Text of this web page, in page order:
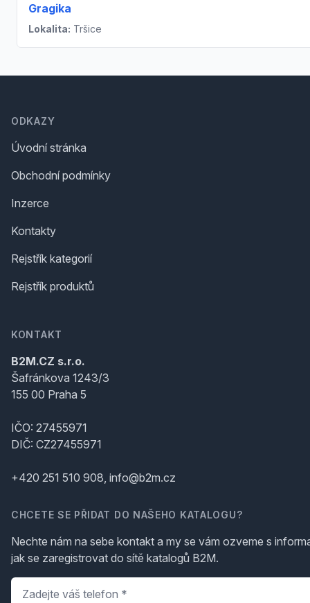
Gragika
Lokalita: Tršice
ODKAZY
Úvodní stránka
Obchodní podmínky
Inzerce
Kontakty
Rejstřík kategorií
Rejstřík produktů
KONTAKT
B2M.CZ s.r.o.
Šafránkova 1243/3
155 00 Praha 5
IČO: 27455971
DIČ: CZ27455971
+420 251 510 908, info@b2m.cz
CHCETE SE PŘIDAT DO NAŠEHO KATALOGU?
Nechte nám na sebe kontakt a my se vám ozveme s
jak se zaregistrovat do sítě katalogů B2M.
Telefon